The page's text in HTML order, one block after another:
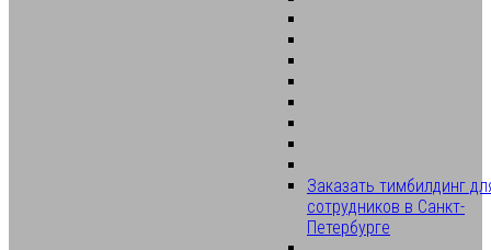
Заказать тимбилдинг
сотрудников в Санкт-
Петербурге